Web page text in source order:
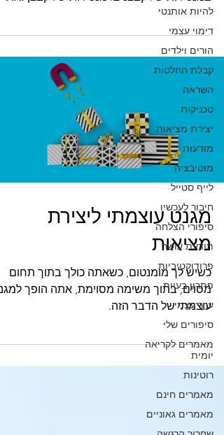
להיות אותנטי
דימוי עצמי
הורים וילדים
קבלת החלטות
השראה
טכניקות
יצירת מציאות
מודעות
מוטיבציה
לייף סטייל
חיבור לעכשיו
סיפורי הצלחה
תודעת עושר
פרודוקטיביות
פתרון בעיות
ערך עצמי
סיפורים שלי
מאמרים לקריאה
יומית
רוטינות
מאמרים חינם
מאמרים גאוניים
גישה של:...
מגנט עוצמתי ליצירת
מציאות
כשיש לך מומנטום, כשאתה כולך בתוך תחום
מסוים, בתוך משימה מסוימת, אתה הופך
עוצמתי של הדבר הזה.